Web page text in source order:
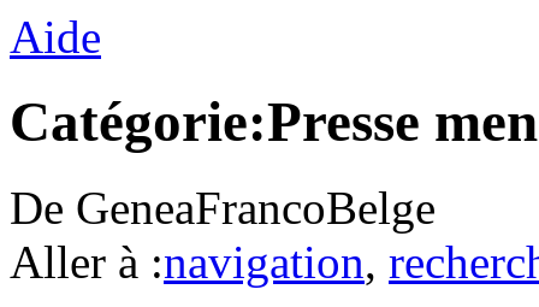
Aide
Catégorie:Presse
De GeneaFrancoBelge
Aller à :navigation,